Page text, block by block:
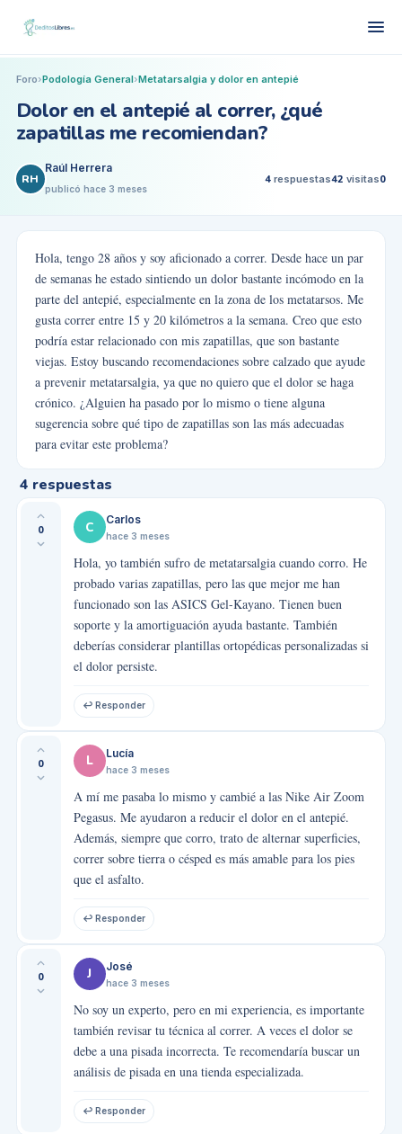
Foro›Podología General›Metatarsalgia y dolor en antepié
Dolor en el antepié al correr, ¿qué
zapatillas me recomiendan?
RH
Raúl Herrera
publicó hace 3 meses
4 respuestas42 visitas0
Hola, tengo 28 años y soy aficionado a correr. Desde hace un par
de semanas he estado sintiendo un dolor bastante incómodo en la
parte del antepié, especialmente en la zona de los metatarsos. Me
gusta correr entre 15 y 20 kilómetros a la semana. Creo que esto
podría estar relacionado con mis zapatillas, que son bastante
viejas. Estoy buscando recomendaciones sobre calzado que ayude
a prevenir metatarsalgia, ya que no quiero que el dolor se haga
crónico. ¿Alguien ha pasado por lo mismo o tiene alguna
sugerencia sobre qué tipo de zapatillas son las más adecuadas
para evitar este problema?
4 respuestas
0 C Carlos
hace 3 meses
Hola, yo también sufro de metatarsalgia cuando corro. He
probado varias zapatillas, pero las que mejor me han
funcionado son las ASICS Gel-Kayano. Tienen buen
soporte y la amortiguación ayuda bastante. También
deberías considerar plantillas ortopédicas personalizadas si
el dolor persiste.
↩ Responder
0 L Lucía
hace 3 meses
A mí me pasaba lo mismo y cambié a las Nike Air Zoom
Pegasus. Me ayudaron a reducir el dolor en el antepié.
Además, siempre que corro, trato de alternar superficies,
correr sobre tierra o césped es más amable para los pies
que el asfalto.
↩ Responder
0 J José
hace 3 meses
No soy un experto, pero en mi experiencia, es importante
también revisar tu técnica al correr. A veces el dolor se
debe a una pisada incorrecta. Te recomendaría buscar un
análisis de pisada en una tienda especializada.
↩ Responder